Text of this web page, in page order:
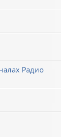
Радио